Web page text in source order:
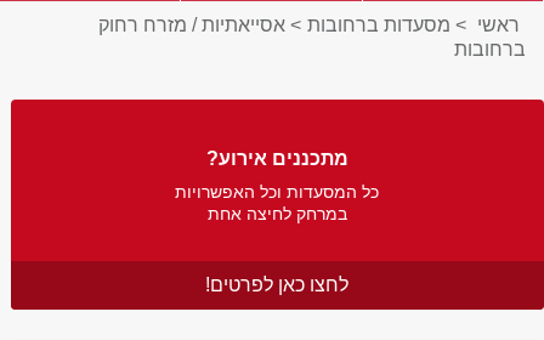
ראשי > מסעדות ברחובות > אסייאתיות / מזרח רחוק
ברחובות
מתכננים אירוע?
כל המסעדות וכל האפשרויות
במרחק לחיצה אחת
לחצו כאן לפרטים!